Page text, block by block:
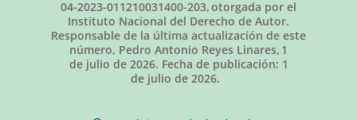
04-2023-011210031400-203, otorgada por el
Instituto Nacional del Derecho de Autor.
Responsable de la última actualización de este
número, Pedro Antonio Reyes Linares, 1
de julio de 2026. Fecha de publicación: 1
de julio de 2026.